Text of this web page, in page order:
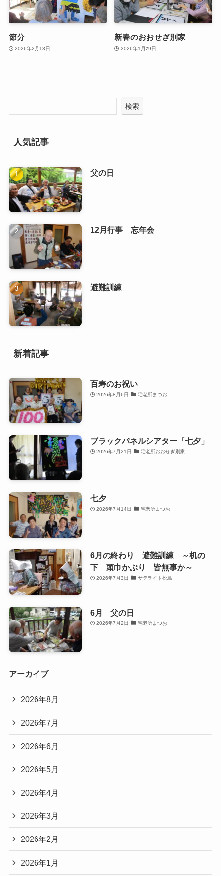
節分
2026年2月13日
新春のおおせぎ別家
2026年1月29日
検索
人気記事
父の日
12月行事 忘年会
避難訓練
新着記事
百寿のお祝い
2026年8月6日 宅老所まつお
ブラックパネルシアター「七夕」
2026年7月21日 宅老所おおせぎ別家
七夕
2026年7月14日 宅老所まつお
6月の終わり 避難訓練 ～机の
下 頭巾かぶり 皆無事か～
2026年7月3日 サテライト松島
6月 父の日
2026年7月2日 宅老所まつお
アーカイブ
2026年8月
2026年7月
2026年6月
2026年5月
2026年4月
2026年3月
2026年2月
2026年1月